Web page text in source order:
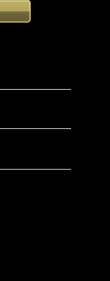
アレンジが可
たりと、気分
に合わせて美
なジャケット